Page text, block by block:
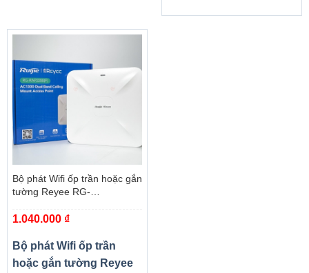
Bộ phát Wifi ốp trần hoặc gắn
tường Reyee RG-
1.040.000 ₫
Bộ phát Wifi ốp trần
hoặc gắn tường Reyee